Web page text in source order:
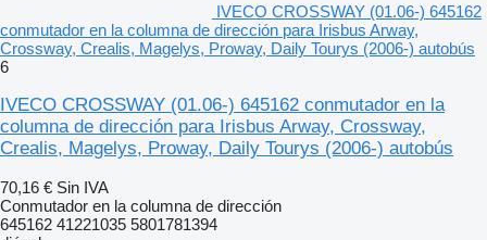
IVECO CROSSWAY (01.06-) 645162
conmutador en la columna de dirección para Irisbus Arway,
Crossway, Crealis, Magelys, Proway, Daily Tourys (2006-) autobús
6
IVECO CROSSWAY (01.06-) 645162 conmutador en la
columna de dirección para Irisbus Arway, Crossway,
Crealis, Magelys, Proway, Daily Tourys (2006-) autobús
70,16 € Sin IVA
Conmutador en la columna de dirección
645162 41221035 5801781394